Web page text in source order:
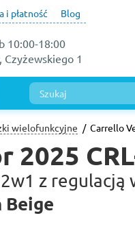
i płatność Blog
10:00-18:00
Czyżewskiego 1
wielofunkcyjne Carrello
2025
z regulacją
Beige